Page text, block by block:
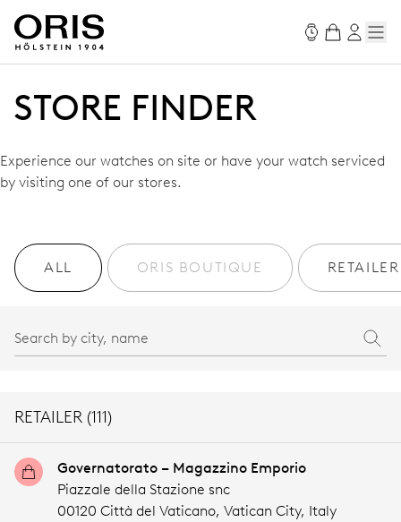
STORE FINDER
Experience our watches on site or have your watch serviced
by visiting one of our stores.
ALL ORIS BOUTIQUE RETAILER
RETAILER (111)
Governatorato – Magazzino Emporio
Piazzale della Stazione snc
00120 Città del Vaticano, Vatican City, Italy